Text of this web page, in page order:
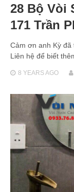
28 Bộ Vòi
171 Trần
Cảm ơn anh Kỳ đã
Liên hệ để biết
8 YEARSAGO